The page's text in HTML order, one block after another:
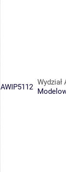
AWIP5112